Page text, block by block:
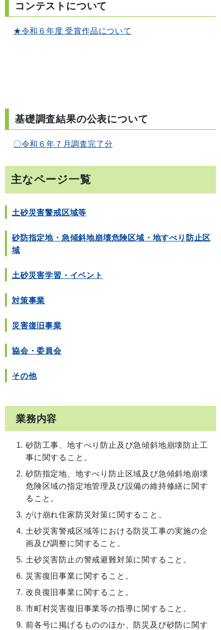
コンテストについて
★令和６年度 受賞作品について
基礎調査結果の公表について
〇令和６年７月調査完了分
主なページ一覧
土砂災害警戒区域等
砂防指定地・急傾斜地崩壊危険区域・地すべり防止区
域
土砂災害学習・イベント
対策事業
災害復旧事業
協会・委員会
その他
業務内容
砂防工事、地すべり防止及び急傾斜地崩壊防止工
事に関すること。
砂防指定地、地すべり防止区域及び急傾斜地崩壊
危険区域の指定地管理及び設備の維持修繕に関す
ること。
がけ崩れ住家防災対策に関すること。
土砂災害警戒区域等における防災工事の実施の企
画及び調整に関すること。
土砂災害防止の警戒避難対策に関すること。
災害復旧事業に関すること。
改良復旧事業に関すること。
市町村災害復旧事業等の指導に関すること。
前各号に掲げるもののほか、防災及び砂防に関す